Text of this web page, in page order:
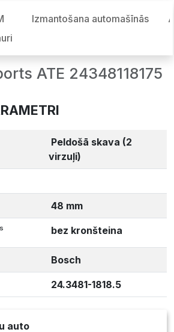
Izmantošana automašīnās
ATE 24348118175
Peldošā skava (2
virzuļi)
48 mm
bez kronšteina
Bosch
24.3481-1818.5
auto